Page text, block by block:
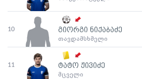
10 გიორგი ნიქაბაძე
თავდამსხმელი
11 ტატო ჟივიძე
მცველი